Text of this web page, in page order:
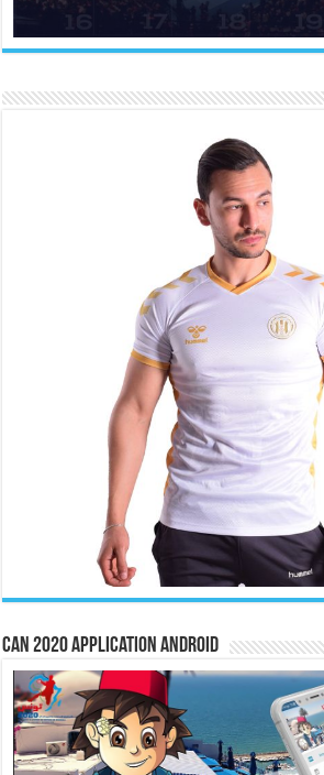
CAN 2020 Application Android